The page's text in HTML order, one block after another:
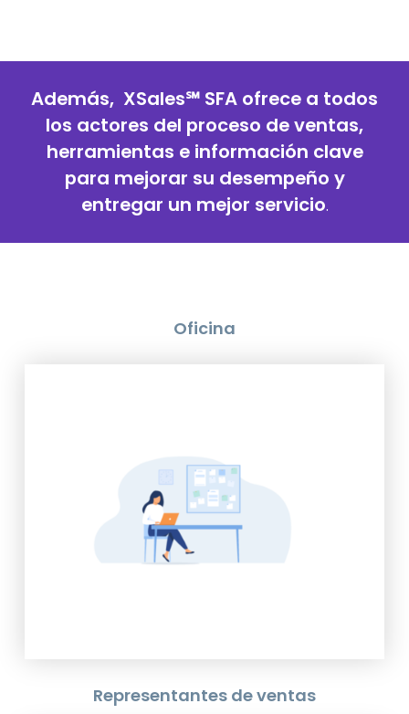
Además, XSales℠ SFA ofrece a todos
los actores del proceso de ventas,
herramientas e información clave
para mejorar su desempeño y
entregar un mejor servicio.
Oficina
(integración fluida)
• Visibilidad total (distribución
tercerizada)
• Integración a nuestra
herramienta de Supervisión:
Representantes de ventas